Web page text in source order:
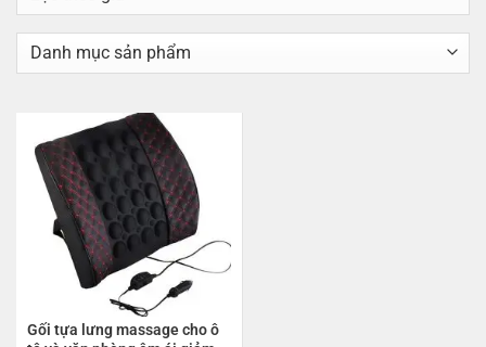
Gối tựa lưng massage cho ô